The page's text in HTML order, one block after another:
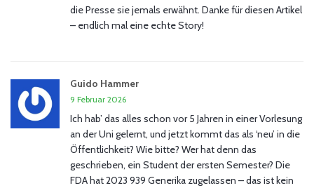
die Presse sie jemals erwähnt. Danke für diesen Artikel
– endlich mal eine echte Story!
Guido Hammer
9 Februar 2026
Ich hab’ das alles schon vor 5 Jahren in einer Vorlesung
an der Uni gelernt, und jetzt kommt das als ‘neu’ in die
Öffentlichkeit? Wie bitte? Wer hat denn das
geschrieben, ein Student der ersten Semester? Die
FDA hat 2023 939 Generika zugelassen – das ist kein